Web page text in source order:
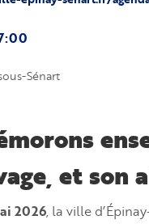
Sénart
et son
2026, la ville